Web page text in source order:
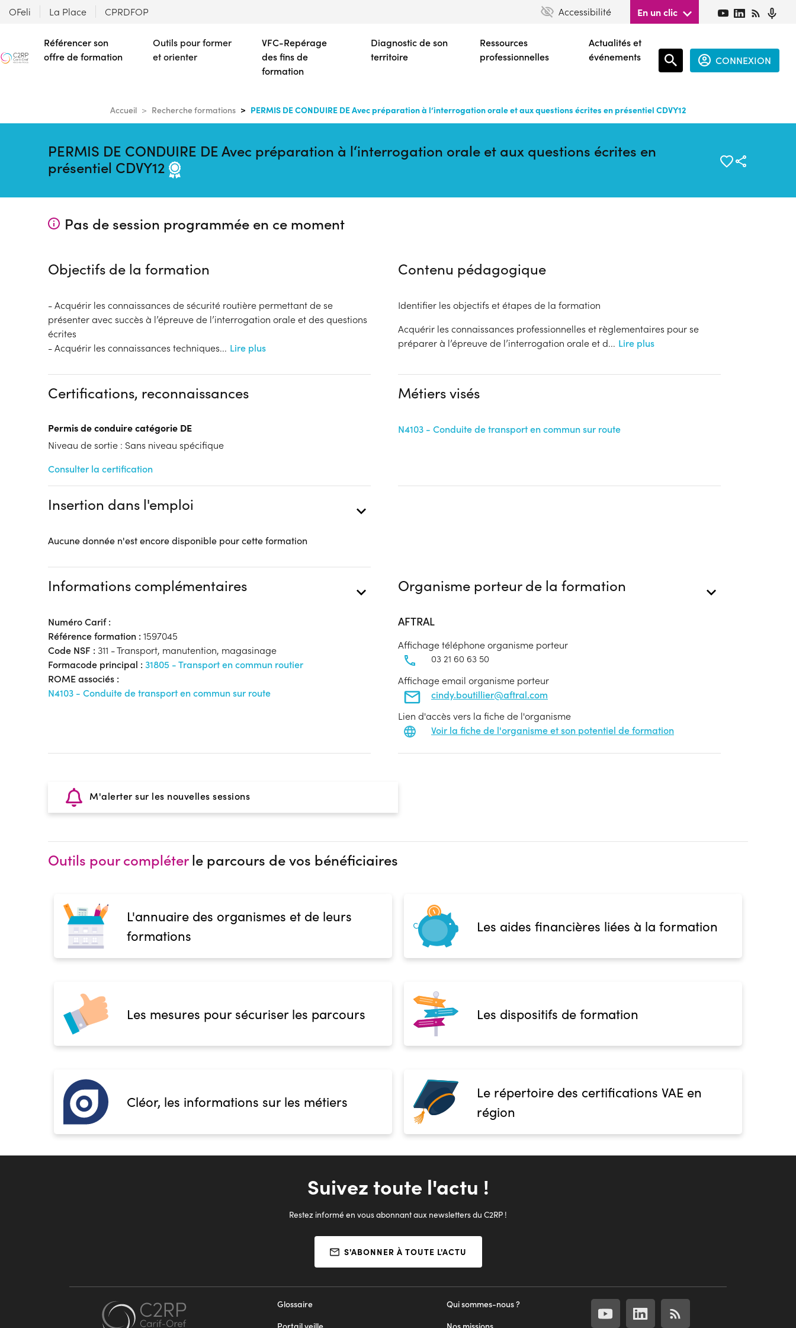
contenu
principal
OFeli La Place CPRDFOP Accessibilité En un clic
Référencer son
offre de formation
Outils pour former
et orienter
VFC-Repérage
des fins de
formation
Diagnostic de son
territoire
Ressources
professionnelles
Actualités et
événements
CONNEXION
guest
Accueil Recherche formations PERMIS DE CONDUIRE DE Avec préparation à l‘interrogation orale et aux questions écrites en présentiel CDVY12
PERMIS DE CONDUIRE DE Avec préparation à l‘interrogation orale et aux questions écrites en
présentiel CDVY12
Pas de session programmée en ce moment
Objectifs de la formation
- Acquérir les connaissances de sécurité routière permettant de se
présenter avec succès à l’épreuve de l’interrogation orale et des questions
écrites
- Acquérir les connaissances techniques... Lire plus
Contenu pédagogique
Identifier les objectifs et étapes de la formation
Acquérir les connaissances professionnelles et règlementaires pour se
préparer à l’épreuve de l’interrogation orale et d... Lire plus
Certifications, reconnaissances
Permis de conduire catégorie DE
Niveau de sortie : Sans niveau spécifique
Consulter la certification
Métiers visés
N4103 - Conduite de transport en commun sur route
Insertion dans l'emploi
Aucune donnée n'est encore disponible pour cette formation
Informations complémentaires
Numéro Carif :
Référence formation : 1597045
Code NSF : 311 - Transport, manutention, magasinage
Formacode principal : 31805 - Transport en commun routier
ROME associés :
N4103 - Conduite de transport en commun sur route
Organisme porteur de la formation
AFTRAL
Affichage téléphone organisme porteur
03 21 60 63 50
Affichage email organisme porteur
cindy.boutillier@aftral.com
Lien d'accès vers la fiche de l'organisme
Voir la fiche de l'organisme et son potentiel de formation
M'alerter sur les nouvelles sessions
Outils pour compléterle parcours de vos bénéficiaires
L'annuaire des organismes et de leurs
formations
Les aides financières liées à la formation
Les mesures pour sécuriser les parcours Les dispositifs de formation
Cléor, les informations sur les métiers
Le répertoire des certifications VAE en
région
Suivez toute l'actu !
Restez informé en vous abonnant aux newsletters du C2RP !
S'ABONNER À TOUTE L'ACTU
Qui sommes-nous ?
Glossaire